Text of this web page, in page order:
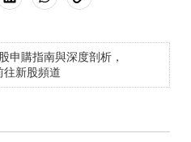
申購指南與深度剖析，
往新股頻道